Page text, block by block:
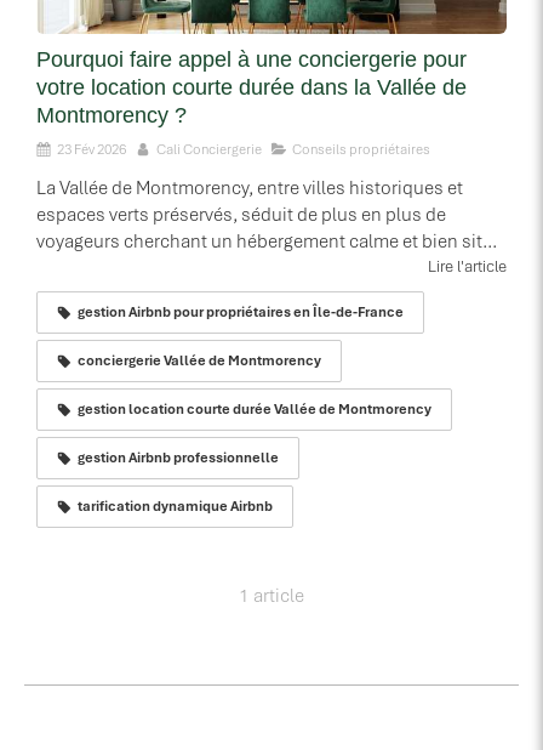
Pourquoi faire appel à une conciergerie pour
votre location courte durée dans la Vallée de
Montmorency ?
23 Fév 2026 Cali Conciergerie Conseils propriétaires
La Vallée de Montmorency, entre villes historiques et
espaces verts préservés, séduit de plus en plus de
voyageurs cherchant un hébergement calme et bien sit...
Lire l'article
gestion Airbnb pour propriétaires en Île-de-France
conciergerie Vallée de Montmorency
gestion location courte durée Vallée de Montmorency
gestion Airbnb professionnelle
tarification dynamique Airbnb
1 article